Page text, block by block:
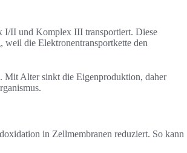
I/II und Komplex III transportiert. Diese
die Elektronentransportkette den
Mit Alter sinkt die Eigenproduktion, daher
in Zellmembranen reduziert. So kann